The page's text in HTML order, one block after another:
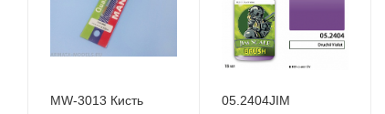
MW-3013 Кисть
05.2404JIM